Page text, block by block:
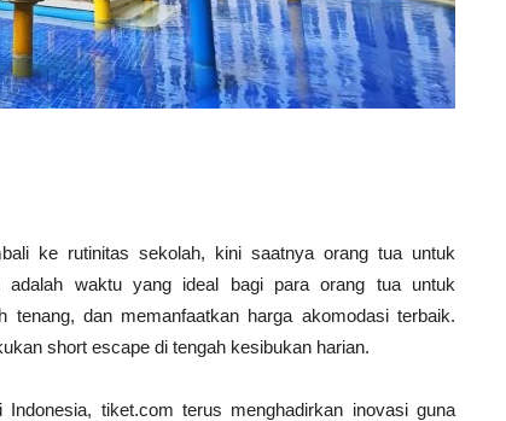
ke rutinitas sekolah, kini saatnya orang tua untuk
adalah waktu yang ideal bagi para orang tua untuk
tenang, dan memanfaatkan harga akomodasi terbaik.
short escape di tengah kesibukan harian.
tiket.com terus menghadirkan inovasi guna